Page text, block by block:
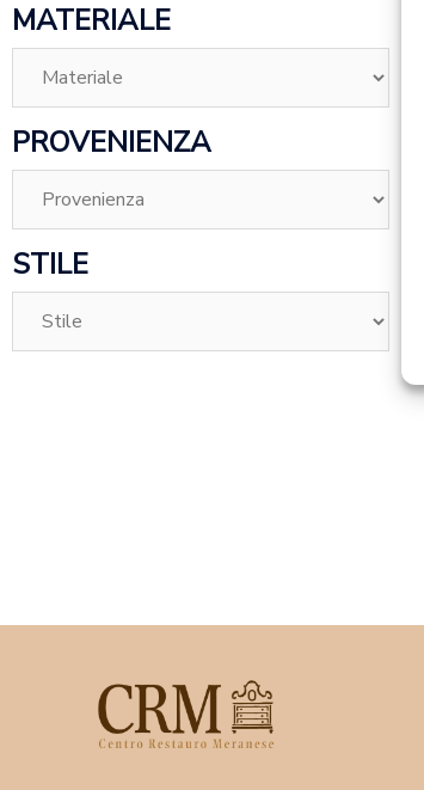
MATERIALE
PROVENIENZA
STILE